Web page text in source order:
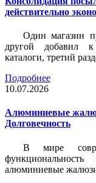
действительно
Один магазин
другой добавил к
каталоги, третий
Подробнее
10.07.2026
Алюминиевые
Долговечность
В мире
алюминиевые